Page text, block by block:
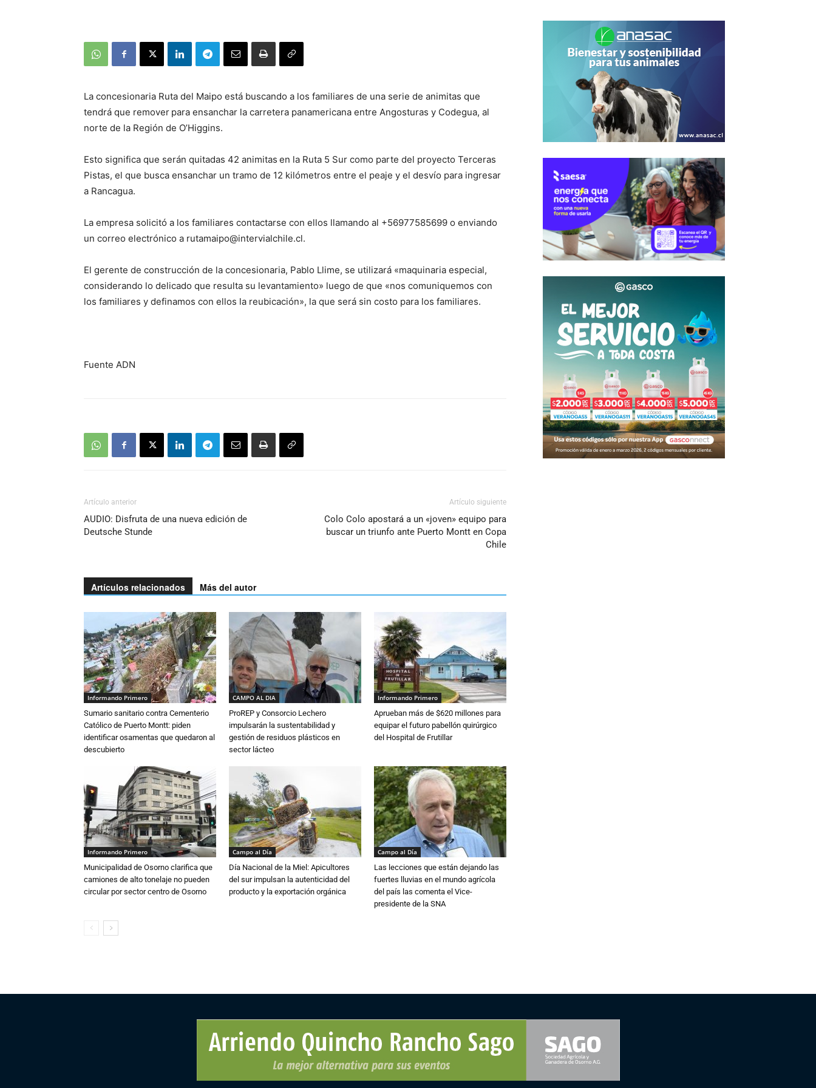
La concesionaria Ruta del Maipo está buscando a los familiares de una serie de animitas que
tendrá que remover para ensanchar la carretera panamericana entre Angosturas y Codegua, al
norte de la Región de O’Higgins.
Esto significa que serán quitadas 42 animitas en la Ruta 5 Sur como parte del proyecto Terceras
Pistas, el que busca ensanchar un tramo de 12 kilómetros entre el peaje y el desvío para ingresar
a Rancagua.
La empresa solicitó a los familiares contactarse con ellos llamando al +56977585699 o enviando
un correo electrónico a rutamaipo@intervialchile.cl.
El gerente de construcción de la concesionaria, Pablo Llime, se utilizará «maquinaria especial,
considerando lo delicado que resulta su levantamiento» luego de que «nos comuniquemos con
los familiares y definamos con ellos la reubicación», la que será sin costo para los familiares.
Fuente ADN
Artículo anterior
AUDIO: Disfruta de una nueva edición de
Deutsche Stunde
Artículo siguiente
Colo Colo apostará a un «joven» equipo para
buscar un triunfo ante Puerto Montt en Copa
Chile
Artículos relacionados Más del autor
Informando Primero
Sumario sanitario contra Cementerio
Católico de Puerto Montt: piden
identificar osamentas que quedaron al
descubierto
CAMPO AL DIA
ProREP y Consorcio Lechero
impulsarán la sustentabilidad y
gestión de residuos plásticos en
sector lácteo
Informando Primero
Aprueban más de $620 millones para
equipar el futuro pabellón quirúrgico
del Hospital de Frutillar
Informando Primero
Municipalidad de Osorno clarifica que
camiones de alto tonelaje no pueden
circular por sector centro de Osorno
Campo al Día
Día Nacional de la Miel: Apicultores
del sur impulsan la autenticidad del
producto y la exportación orgánica
Campo al Día
Las lecciones que están dejando las
fuertes lluvias en el mundo agrícola
del país las comenta el Vice-
presidente de la SNA